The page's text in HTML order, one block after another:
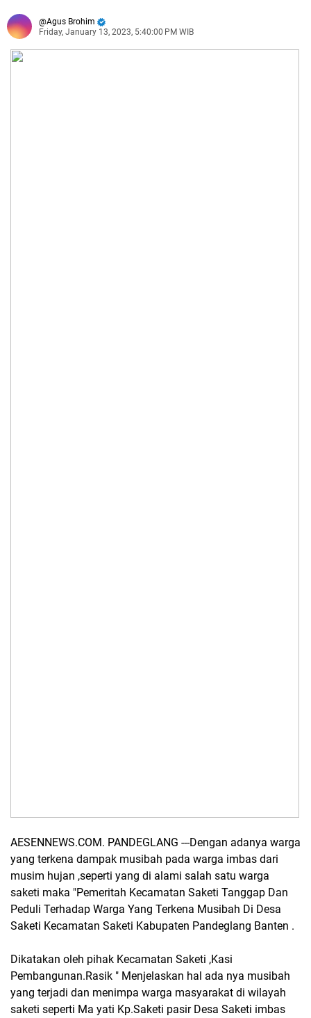
Agus Brohim
Friday, January 13, 2023, 5:40:00 PM WIB
AESENNEWS.COM. PANDEGLANG ---Dengan adanya warga
yang terkena dampak musibah pada warga imbas dari
musim hujan ,seperti yang di alami salah satu warga
saketi maka "Pemeritah Kecamatan Saketi Tanggap Dan
Peduli Terhadap Warga Yang Terkena Musibah Di Desa
Saketi Kecamatan Saketi Kabupaten Pandeglang Banten .
Dikatakan oleh pihak Kecamatan Saketi ,Kasi
Pembangunan.Rasik " Menjelaskan hal ada nya musibah
yang terjadi dan menimpa warga masyarakat di wilayah
saketi seperti Ma yati Kp.Saketi pasir Desa Saketi imbas